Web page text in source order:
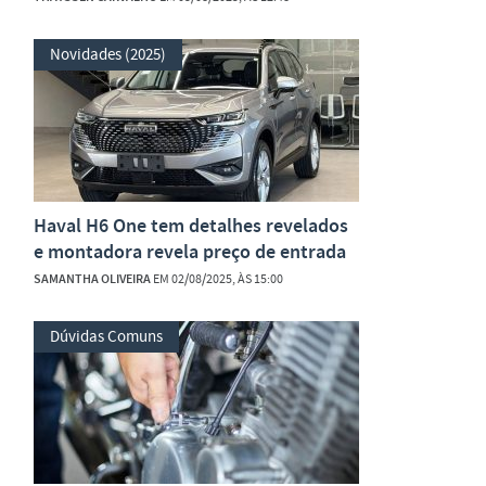
Novidades (2025)
Haval H6 One tem detalhes revelados
e montadora revela preço de entrada
SAMANTHA OLIVEIRAEM 02/08/2025, ÀS 15:00
Dúvidas Comuns